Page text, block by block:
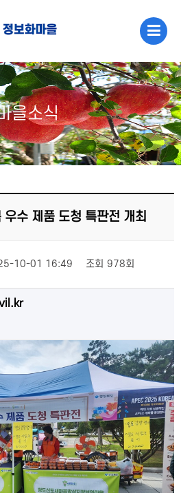
을소식
수 제품 도청 특판전 개최
10-01 16:49 조회 978회